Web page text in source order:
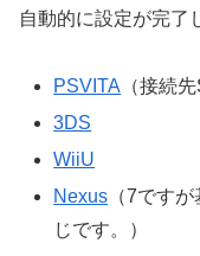
自動的に設定が完了
PSVITA （接続
3DS
WiiU
Nexus （7です
じです。）